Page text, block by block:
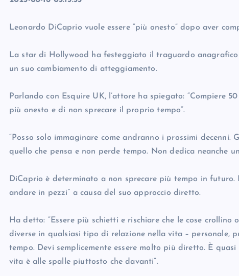
Leonardo DiCaprio vuole essere “più onesto” dopo aver
La star di Hollywood ha festeggiato il traguardo
un suo cambiamento di atteggiamento.
Parlando con Esquire UK, l’attore ha spiegato: “Compiere
più onesto e di non sprecare il proprio tempo”.
“Posso solo immaginare come andranno i prossimi decenni.
quello che pensa e non perde tempo. Non dedica neanche
DiCaprio è determinato a non sprecare più tempo in futuro.
andare in pezzi” a causa del suo approccio diretto.
Ha detto: “Essere più schietti e rischiare che le cose
diverse in qualsiasi tipo di relazione nella vita – personale,
tempo. Devi semplicemente essere molto più diretto. È
vita è alle spalle piuttosto che davanti”.